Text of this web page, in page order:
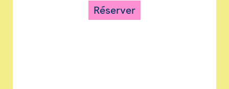
Réserver